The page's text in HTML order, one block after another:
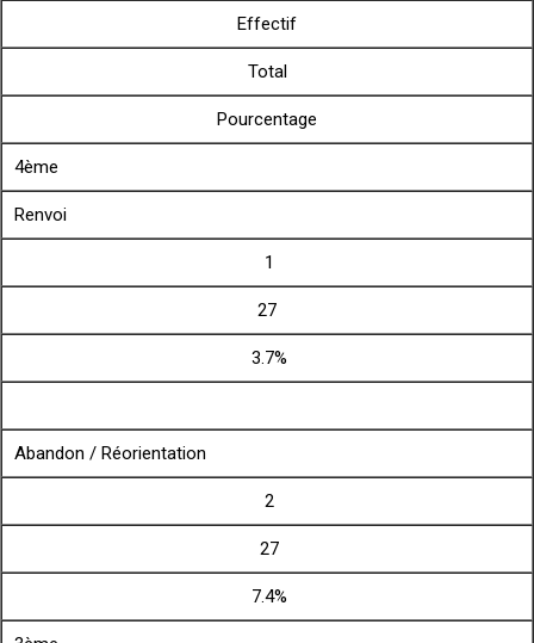
Effectif
Total
Pourcentage
4ème
Renvoi
1
27
3.7%
Abandon / Réorientation
2
27
7.4%